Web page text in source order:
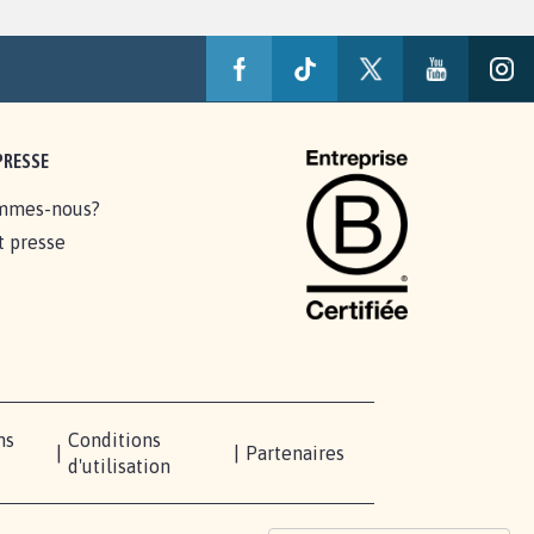
nous?
presse
Conditions
d'utilisation
Partenaires